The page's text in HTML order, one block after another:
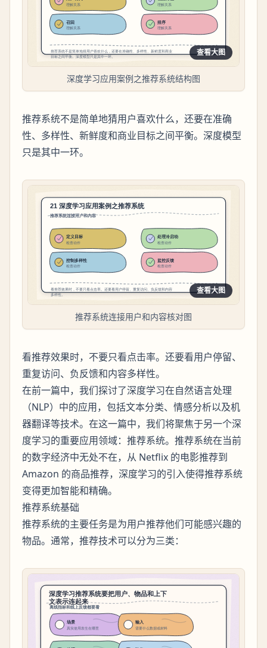
查看大图
深度学习应用案例之推荐系统结构图
推荐系统不是简单地猜用户喜欢什么，还要在准确
性、多样性、新鲜度和商业目标之间平衡。深度模型
只是其中一环。
查看大图
推荐系统连接用户和内容核对图
看推荐效果时，不要只看点击率。还要看用户停留、
重复访问、负反馈和内容多样性。
在前一篇中，我们探讨了深度学习在自然语言处理
（NLP）中的应用，包括文本分类、情感分析以及机
器翻译等技术。在这一篇中，我们将聚焦于另一个深
度学习的重要应用领域：推荐系统。推荐系统在当前
的数字经济中无处不在，从 Netflix 的电影推荐到
Amazon 的商品推荐，深度学习的引入使得推荐系统
变得更加智能和精确。
推荐系统基础
推荐系统的主要任务是为用户推荐他们可能感兴趣的
物品。通常，推荐技术可以分为三类：